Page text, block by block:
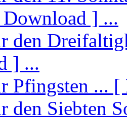
] ...
den
] ...
Pfingsten ...
den Siebten